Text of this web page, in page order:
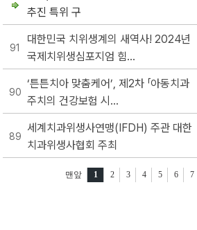
추진 특위 구
91
대한민국 치위생계의 새역사! 2024년
국제치위생심포지엄 힘...
90
‘튼튼치아 맞춤케어’, 제2차 「아동치과
주치의 건강보험 시...
89
세계치과위생사연맹(IFDH) 주관 대한
치과위생사협회 주최
맨앞 1 2 3 4 5 6 7